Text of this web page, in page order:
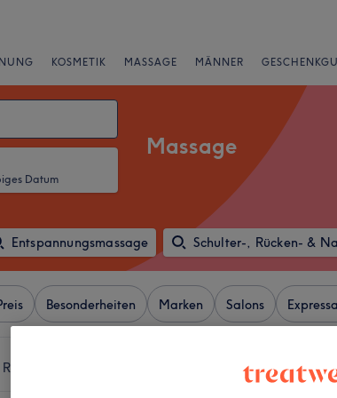
KOSMETIK MASSAGE MÄNNER
Datum
Massage
Entspannungsmassage Schulter-, Rücken- &
Besonderheiten Marken Salons
Berlin